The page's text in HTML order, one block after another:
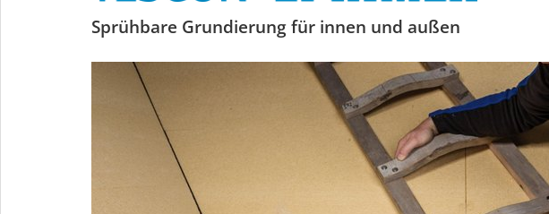
TESCON
SPRIMER
Sprühbare Grundierung für innen und außen